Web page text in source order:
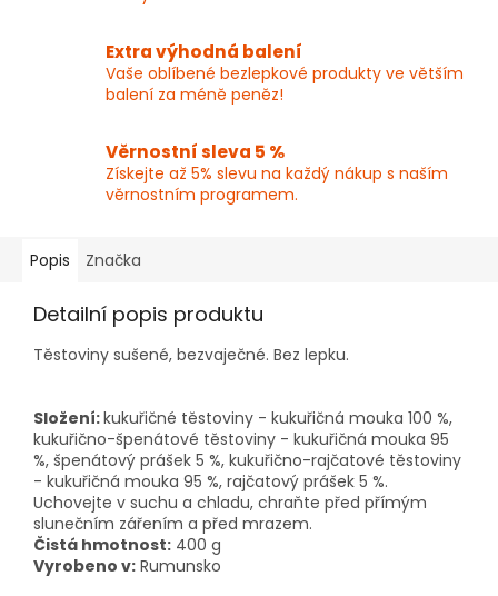
Extra výhodná balení
Vaše oblíbené bezlepkové produkty ve větším
balení za méně peněz!
Věrnostní sleva 5 %
Získejte až 5% slevu na každý nákup s naším
věrnostním programem.
Popis Značka
Detailní popis produktu
Těstoviny sušené, bezvaječné. Bez lepku.
Složení:kukuřičné těstoviny - kukuřičná mouka 100 %,
kukuřično-špenátové těstoviny - kukuřičná mouka 95
%, špenátový prášek 5 %, kukuřično-rajčatové těstoviny
- kukuřičná mouka 95 %, rajčatový prášek 5 %.
Uchovejte v suchu a chladu, chraňte před přímým
slunečním zářením a před mrazem.
Čistá hmotnost: 400 g
Vyrobeno v: Rumunsko